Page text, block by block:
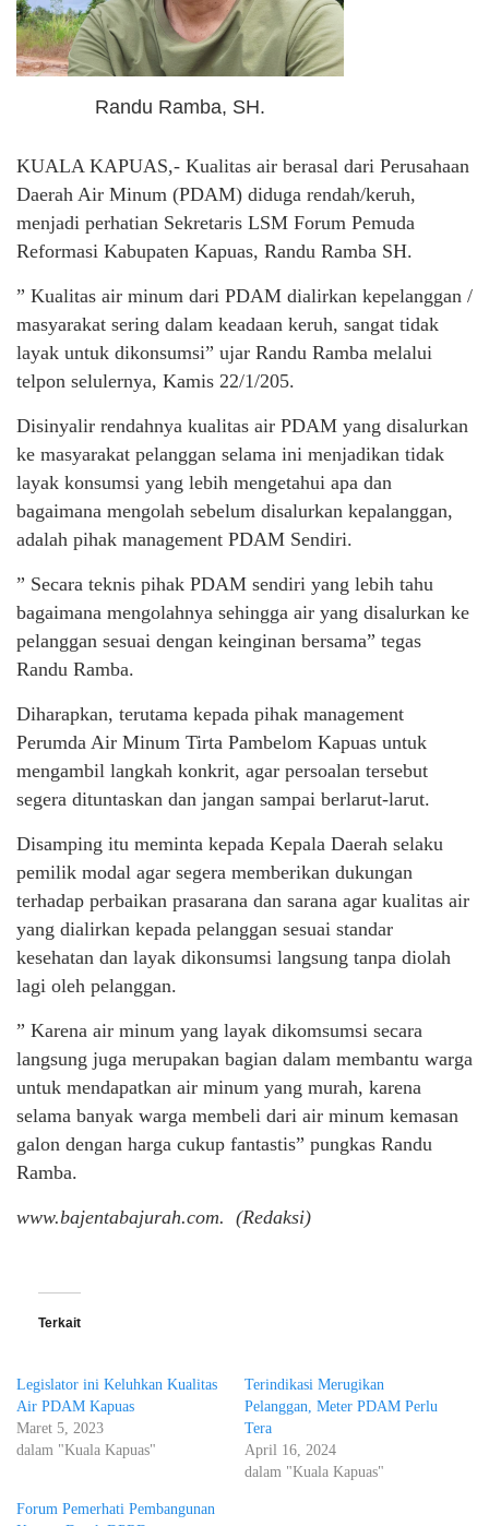
Randu Ramba, SH.
KUALA KAPUAS,- Kualitas air berasal dari Perusahaan
Daerah Air Minum (PDAM) diduga rendah/keruh,
menjadi perhatian Sekretaris LSM Forum Pemuda
Reformasi Kabupaten Kapuas, Randu Ramba SH.
” Kualitas air minum dari PDAM dialirkan kepelanggan /
masyarakat sering dalam keadaan keruh, sangat tidak
layak untuk dikonsumsi” ujar Randu Ramba melalui
telpon selulernya, Kamis 22/1/205.
Disinyalir rendahnya kualitas air PDAM yang disalurkan
ke masyarakat pelanggan selama ini menjadikan tidak
layak konsumsi yang lebih mengetahui apa dan
bagaimana mengolah sebelum disalurkan kepalanggan,
adalah pihak management PDAM Sendiri.
” Secara teknis pihak PDAM sendiri yang lebih tahu
bagaimana mengolahnya sehingga air yang disalurkan ke
pelanggan sesuai dengan keinginan bersama” tegas
Randu Ramba.
Diharapkan, terutama kepada pihak management
Perumda Air Minum Tirta Pambelom Kapuas untuk
mengambil langkah konkrit, agar persoalan tersebut
segera dituntaskan dan jangan sampai berlarut-larut.
Disamping itu meminta kepada Kepala Daerah selaku
pemilik modal agar segera memberikan dukungan
terhadap perbaikan prasarana dan sarana agar kualitas air
yang dialirkan kepada pelanggan sesuai standar
kesehatan dan layak dikonsumsi langsung tanpa diolah
lagi oleh pelanggan.
” Karena air minum yang layak dikomsumsi secara
langsung juga merupakan bagian dalam membantu warga
untuk mendapatkan air minum yang murah, karena
selama banyak warga membeli dari air minum kemasan
galon dengan harga cukup fantastis” pungkas Randu
Ramba.
www.bajentabajurah.com. (Redaksi)
Terkait
Legislator ini Keluhkan Kualitas
Air PDAM Kapuas
Maret 5, 2023
dalam "Kuala Kapuas"
Terindikasi Merugikan
Pelanggan, Meter PDAM Perlu
Tera
April 16, 2024
dalam "Kuala Kapuas"
Forum Pemerhati Pembangunan